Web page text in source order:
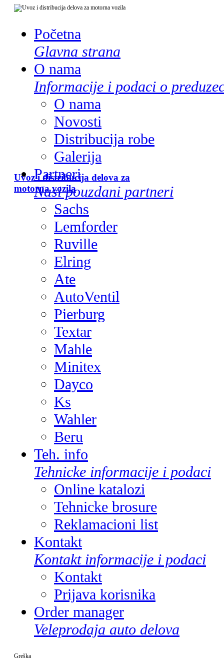
Uvoz i distribucija delova za
motorna vozila
Početna
Glavna strana
O nama
Informacije i podaci o
O nama
Novosti
Distribucija robe
Galerija
Partneri
Nasi pouzdani partneri
Sachs
Lemforder
Ruville
Elring
Ate
AutoVentil
Pierburg
Textar
Mahle
Minitex
Dayco
Ks
Wahler
Beru
Teh. info
Tehnicke informacije i podaci
Online katalozi
Tehnicke brosure
Reklamacioni list
Kontakt
Kontakt informacije i podaci
Kontakt
Prijava korisnika
Order manager
Veleprodaja auto delova
Greška